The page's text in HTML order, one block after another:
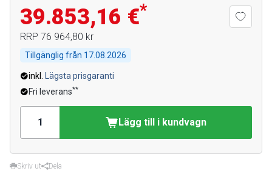
39.853,16 €*
RRP 76 964,80 kr
Tillgänglig från 17.08.2026
inkl.
Lägsta prisgaranti
Fri leverans**
Lägg till i kundvagn
Skriv ut
Dela